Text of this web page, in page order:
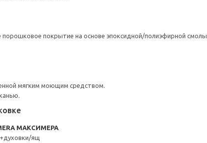
порошковое покрытие на основе эпоксидной/полиэфирной смолы
мягким моющим средством.
МАКСИМЕРА
ящ